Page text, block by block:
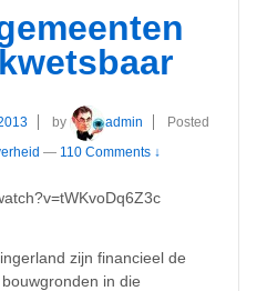
by admin
Posted
— 110 Comments ↓
zijn financieel de
in die